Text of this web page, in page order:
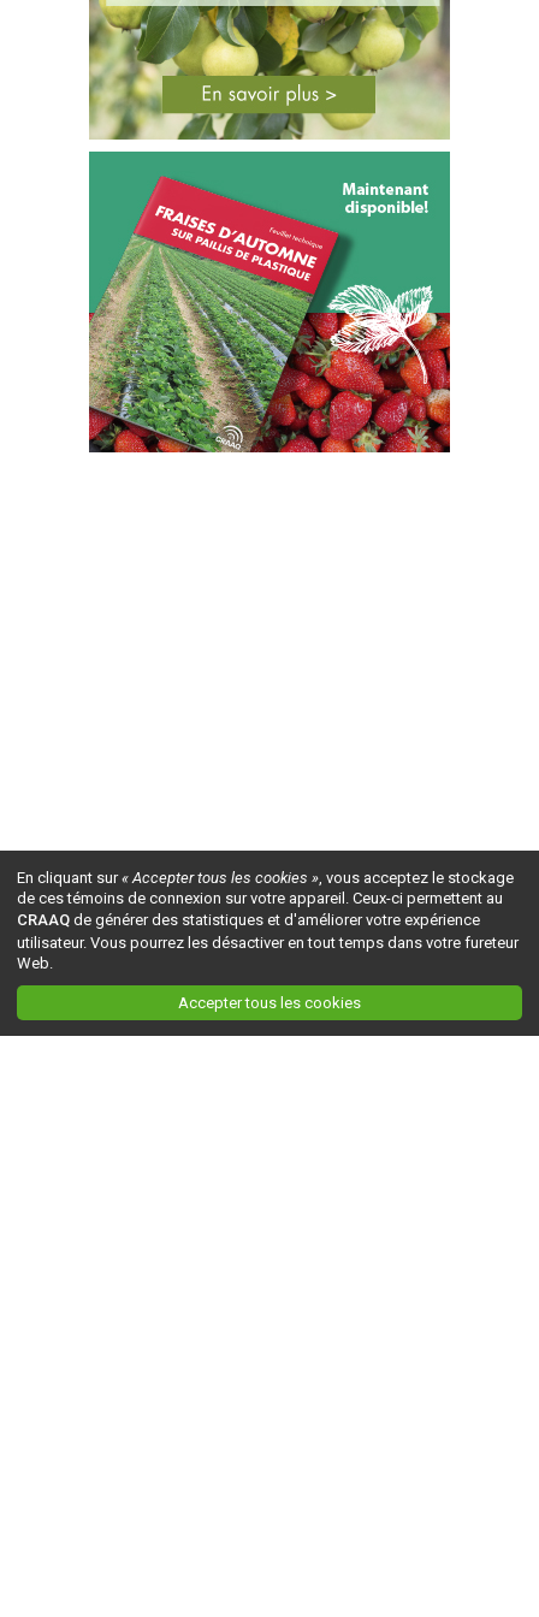
En cliquant sur« Accepter tous les cookies », vous acceptez le stockage
de ces témoins de connexion sur votre appareil. Ceux-ci permettent au
CRAAQ de générer des statistiques et d'améliorer votre expérience
utilisateur. Vous pourrez les désactiver en tout temps dans votre fureteur
Web.
Accepter tous les cookies